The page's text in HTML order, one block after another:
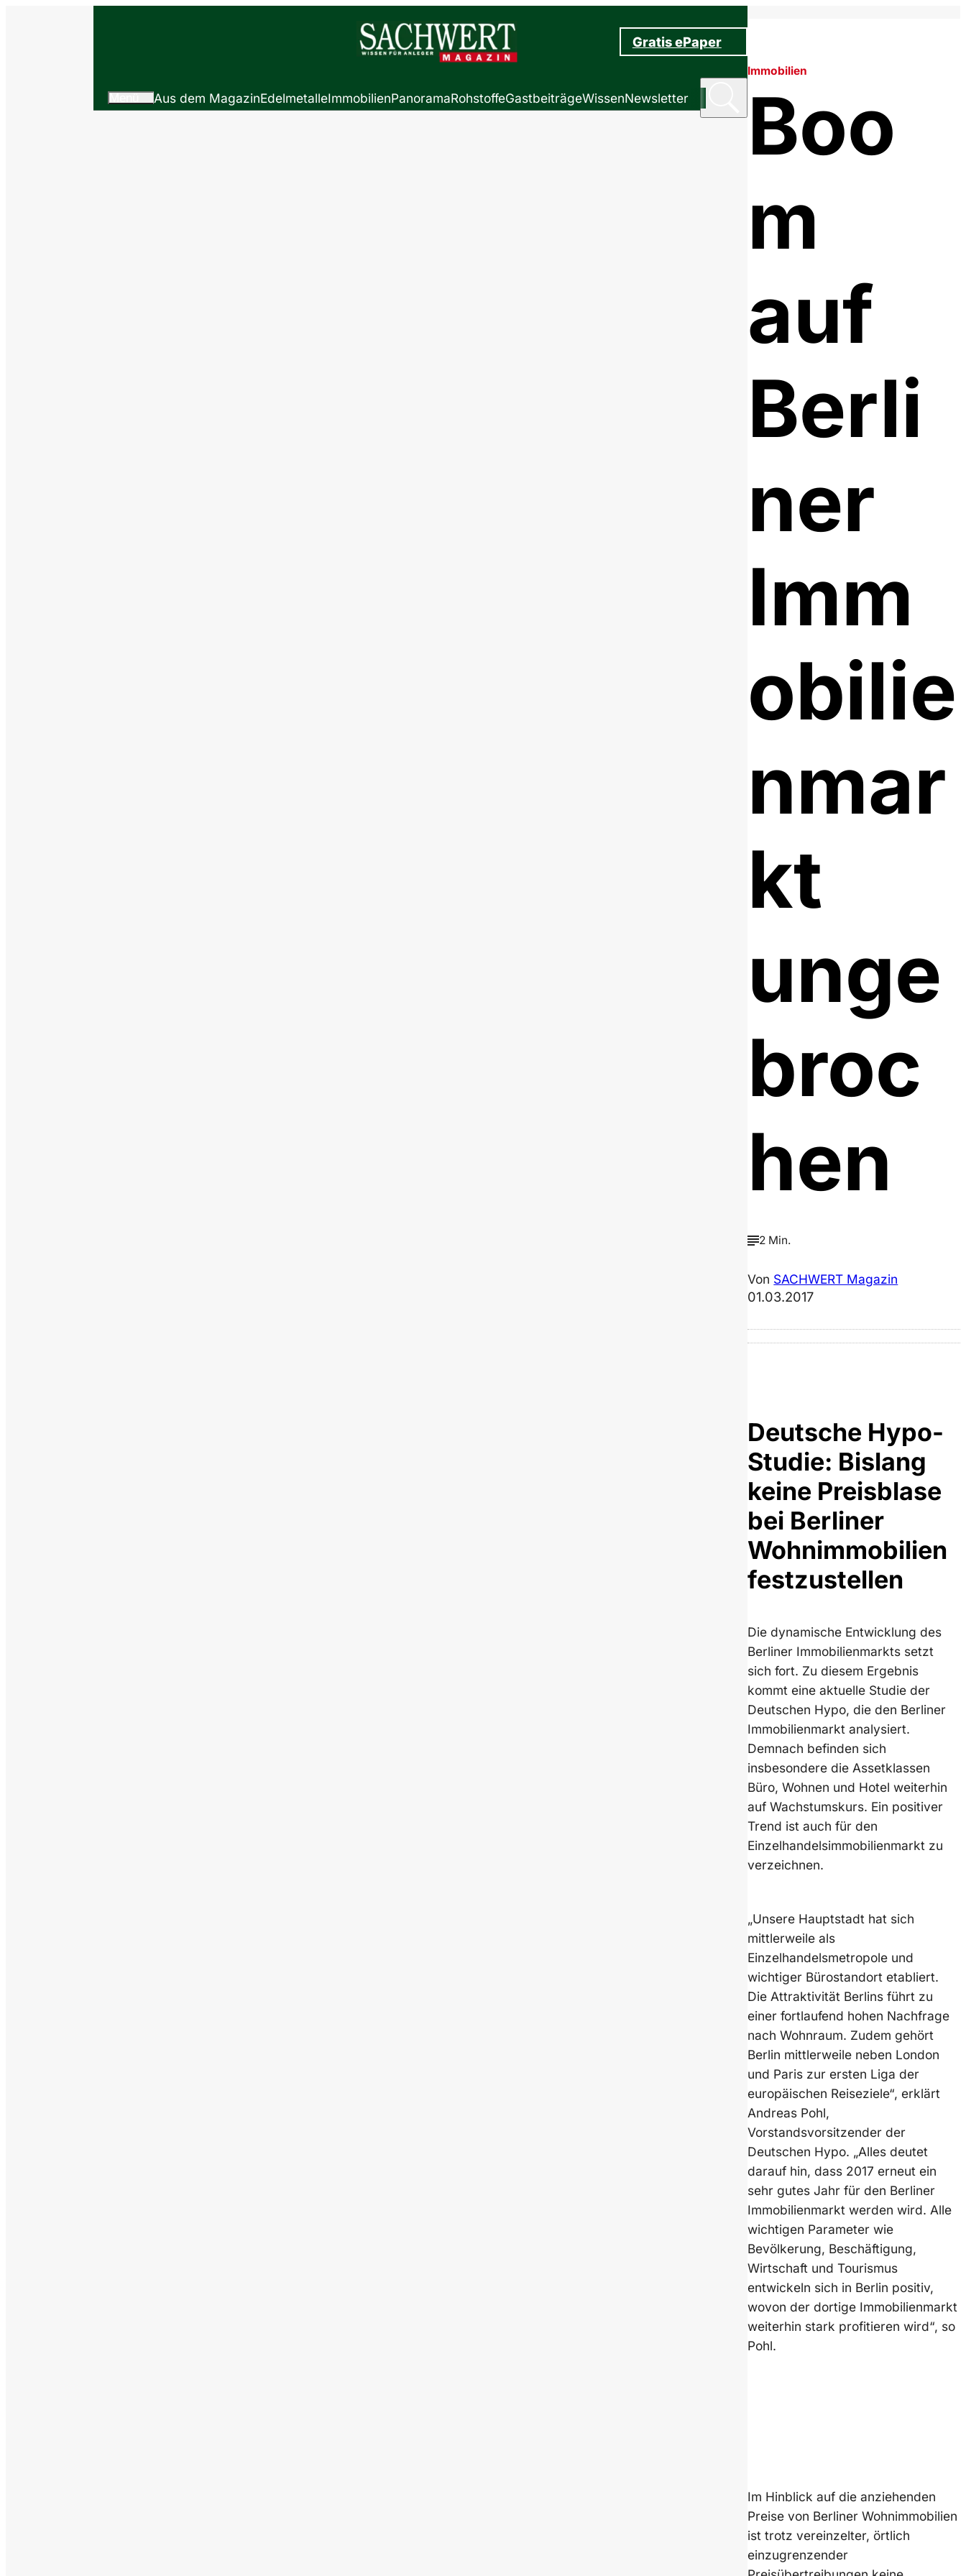
Gratis ePaper
Aus dem MagazinEdelmetalleImmobilienPanoramaRohstoffeGastbeiträgeWissenNewsletter
Immobilien
Boo
m
auf
Berli
ner
Imm
obilie
nmar
kt
unge
broc
hen
2 Min.
Von SACHWERT Magazin
01.03.2017
Deutsche Hypo-
Studie: Bislang
keine Preisblase
bei Berliner
Wohnimmobilien
festzustellen
Die dynamische Entwicklung des
Berliner Immobilienmarkts setzt
sich fort. Zu diesem Ergebnis
kommt eine aktuelle Studie der
Deutschen Hypo, die den Berliner
Immobilienmarkt analysiert.
Demnach befinden sich
insbesondere die Assetklassen
Büro, Wohnen und Hotel weiterhin
auf Wachstumskurs. Ein positiver
Trend ist auch für den
Einzelhandelsimmobilienmarkt zu
verzeichnen.
„Unsere Hauptstadt hat sich
mittlerweile als
Einzelhandelsmetropole und
wichtiger Bürostandort etabliert.
Die Attraktivität Berlins führt zu
einer fortlaufend hohen Nachfrage
nach Wohnraum. Zudem gehört
Berlin mittlerweile neben London
und Paris zur ersten Liga der
europäischen Reiseziele“, erklärt
Andreas Pohl,
Vorstandsvorsitzender der
Deutschen Hypo. „Alles deutet
darauf hin, dass 2017 erneut ein
sehr gutes Jahr für den Berliner
Immobilienmarkt werden wird. Alle
wichtigen Parameter wie
Bevölkerung, Beschäftigung,
Wirtschaft und Tourismus
entwickeln sich in Berlin positiv,
wovon der dortige Immobilienmarkt
weiterhin stark profitieren wird“, so
Pohl.
Im Hinblick auf die anziehenden
Preise von Berliner Wohnimmobilien
ist trotz vereinzelter, örtlich
einzugrenzender